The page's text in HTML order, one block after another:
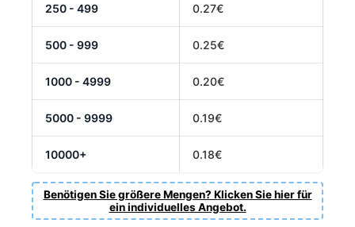
250 - 499 0.27€
500 - 999 0.25€
1000 - 4999 0.20€
5000 - 9999 0.19€
10000+ 0.18€
Benötigen Sie größere Mengen? Klicken Sie hier für
ein individuelles Angebot.